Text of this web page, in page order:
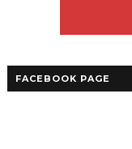
FACEBOOK PAGE